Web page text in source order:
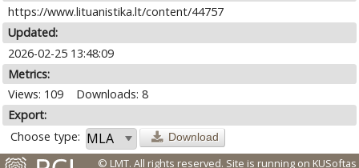
https://www.lituanistika.lt/content/44757
Updated:
2026-02-25 13:48:09
Metrics:
Views: 109
Downloads: 8
Export:
Choose type:
Download
© LMT. All rights reserved. Site is running on KUSoftas